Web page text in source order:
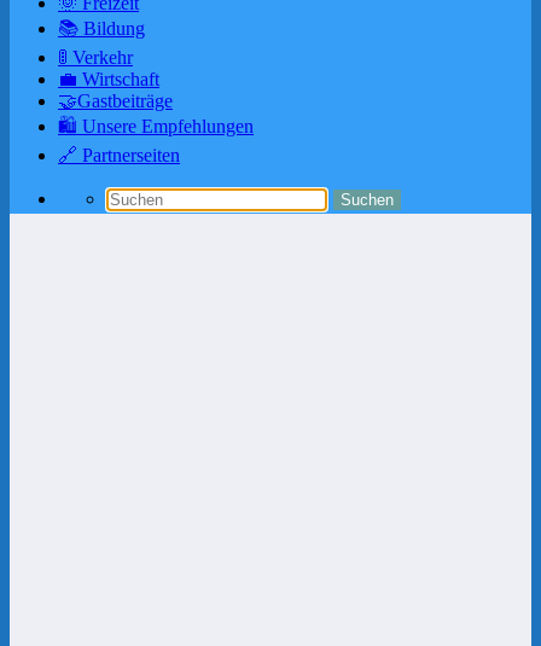
📚 Bildung
🚦 Verkehr
💼 Wirtschaft
🤝Gastbeiträge
🛍️ Unsere Empfehlungen
🔗 Partnerseiten